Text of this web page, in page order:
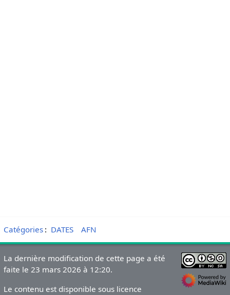
Catégories: DATES AFN
La dernière modification de cette page a été
faite le 23 mars 2026 à 12:20.
Le contenu est disponible sous licence